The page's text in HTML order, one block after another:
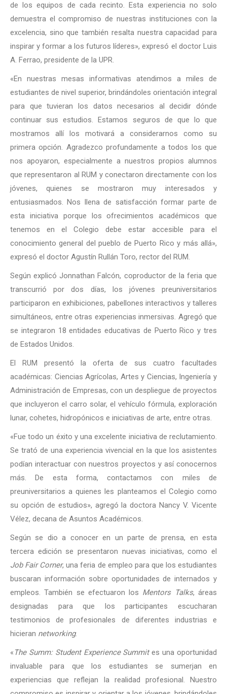
de los equipos de cada recinto. Esta experiencia no solo
demuestra el compromiso de nuestras instituciones con la
excelencia, sino que también resalta nuestra capacidad para
inspirar y formar a los futuros líderes», expresó el doctor Luis
A. Ferrao, presidente de la UPR.
«En nuestras mesas informativas atendimos a miles de
estudiantes de nivel superior, brindándoles orientación integral
para que tuvieran los datos necesarios al decidir dónde
continuar sus estudios. Estamos seguros de que lo que
mostramos allí los motivará a considerarnos como su
primera opción. Agradezco profundamente a todos los que
nos apoyaron, especialmente a nuestros propios alumnos
que representaron al RUM y conectaron directamente con los
jóvenes, quienes se mostraron muy interesados y
entusiasmados. Nos llena de satisfacción formar parte de
esta iniciativa porque los ofrecimientos académicos que
tenemos en el Colegio debe estar accesible para el
conocimiento general del pueblo de Puerto Rico y más allá»,
expresó el doctor Agustín Rullán Toro, rector del RUM.
Según explicó Jonnathan Falcón, coproductor de la feria que
transcurrió por dos días, los jóvenes preuniversitarios
participaron en exhibiciones, pabellones interactivos y talleres
simultáneos, entre otras experiencias inmersivas. Agregó que
se integraron 18 entidades educativas de Puerto Rico y tres
de Estados Unidos.
El RUM presentó la oferta de sus cuatro facultades
académicas: Ciencias Agrícolas, Artes y Ciencias, Ingeniería y
Administración de Empresas, con un despliegue de proyectos
que incluyeron el carro solar, el vehículo fórmula, exploración
lunar, cohetes, hidropónicos e iniciativas de arte, entre otras.
«Fue todo un éxito y una excelente iniciativa de reclutamiento.
Se trató de una experiencia vivencial en la que los asistentes
podían interactuar con nuestros proyectos y así conocernos
más. De esta forma, contactamos con miles de
preuniversitarios a quienes les planteamos el Colegio como
su opción de estudios», agregó la doctora Nancy V. Vicente
Vélez, decana de Asuntos Académicos.
Según se dio a conocer en un parte de prensa, en esta
tercera edición se presentaron nuevas iniciativas, como el
Job Fair Corner, una feria de empleo para que los estudiantes
buscaran información sobre oportunidades de internados y
empleos. También se efectuaron los Mentors Talks, áreas
designadas para que los participantes escucharan
testimonios de profesionales de diferentes industrias e
hicieran networking.
« The Summ: Student Experience Summites una oportunidad
invaluable para que los estudiantes se sumerjan en
experiencias que reflejan la realidad profesional. Nuestro